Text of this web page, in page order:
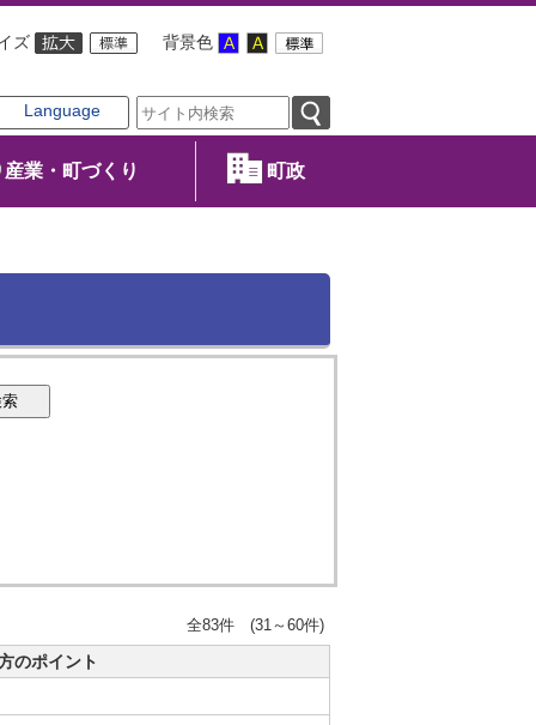
ズ 背景色
Language
産業・町づくり 町政
全83件 (31～60件)
のポイント